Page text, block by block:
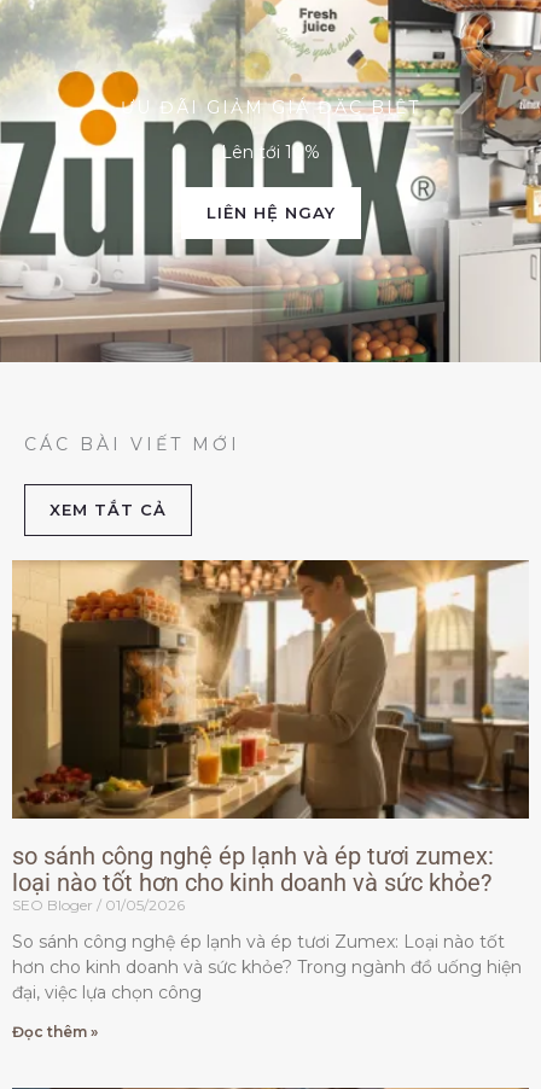
ƯU ĐÃI GIẢM GIÁ ĐẶC BIỆT
Lên tới 10%
LIÊN HỆ NGAY
CÁC BÀI VIẾT MỚI
XEM TẮT CẢ
so sánh công nghệ ép lạnh và ép tươi zumex:
loại nào tốt hơn cho kinh doanh và sức khỏe?
SEO Bloger 01/05/2026
So sánh công nghệ ép lạnh và ép tươi Zumex: Loại nào tốt
hơn cho kinh doanh và sức khỏe? Trong ngành đồ uống hiện
đại, việc lựa chọn công
Đọc thêm »